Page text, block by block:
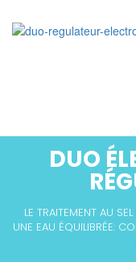
DUO
LE TRAITEMENT AU
UNE EAU ÉQUILIBRÉE: